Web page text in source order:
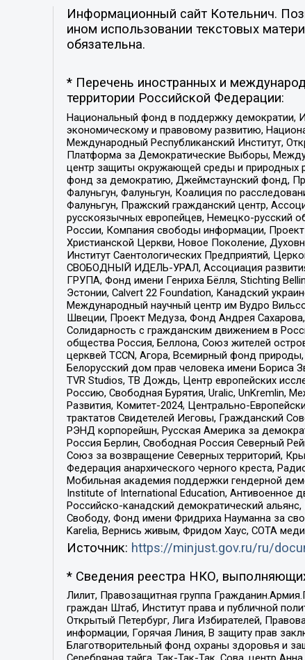
Информационный сайт Котельнич.
ином использовании текстовых
обязательна.
* Перечень иностранных и
территории Российской Федерации:
Национальный фонд в поддержку демократии,
экономическому и правовому развитию,
Международный Республиканский Институт,
Платформа за Демократические Выборы,
центр защиты окружающей среды и природных
фонд за демократию, Джеймстаунский фонд,
Фалуньгун, Фалуньгун, Коалиция по
Фалуньгун, Пражский гражданский центр,
русскоязычных европейцев, Немецко-русский
России, Компания свободы информации, Проект
Христианской Церкви, Новое Поколение,
Институт Саентологических Предприятий,
СВОБОДНЫЙ ИДЕЛЬ-УРАЛ, Ассоциация
ГРУПА, Фонд имени Генриха Бёлля, Stichting
Эстонии, Calvert 22 Foundation, Канадский
Международный научный центр им Вудро
Швеции, Проект Медуза, Фонд Андрея
Солидарность с гражданским движением в
общества Россия, Беллона, Союз жителей
церквей TCCN, Агора, Всемирный фонд
Белорусский дом прав человека имени Бориса
TVR Studios, ТВ Дождь, Центр европейских
Россию, Свободная Бурятия, Uralic, UnKremlin,
Развития, Комитет-2024, Центрально-
трактатов Свидетелей Иеговы, Гражданский
РЭНД корпорейшн, Русская Америка за
Россия Берлин, Свободная Россия Северный
Союз за возвращение Северных территорий,
Федерация анархического черного креста,
Мобильная академия поддержки гендерной
Institute of International Education, Антивоенное
Российско-канадский демократический
Свободу, Фонд имени Фридриха Науманна за
Karelia, Вернись живым, Фридом Хаус, СОТА
Источник: https://minjust.gov.ru/ru/
* Сведения реестра НКО,
Лилит, Правозащитная группа
граждан Штаб, Институт права и публичной
Открытый Петербург, Лига Избирателей,
информации, Горячая Линия, В защиту прав
Благотворительный фонд охраны здоровья и